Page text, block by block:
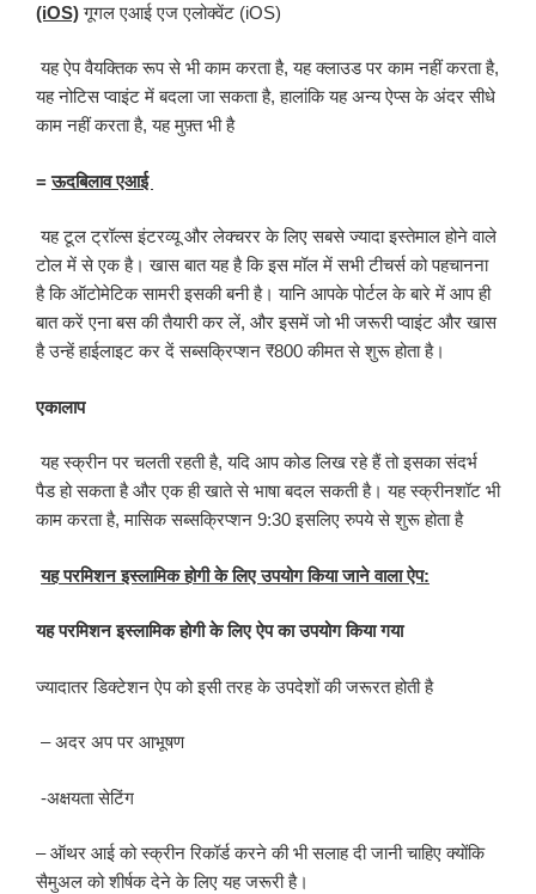
(iOS)गूगल एआई एज एलोक्वेंट (iOS)
यह ऐप वैयक्तिक रूप से भी काम करता है, यह क्लाउड पर काम नहीं करता है,
यह नोटिस प्वाइंट में बदला जा सकता है, हालांकि यह अन्य ऐप्स के अंदर सीधे
काम नहीं करता है, यह मुफ़्त भी है
=ऊदबिलाव एआई
यह टूल ट्रॉल्स इंटरव्यू और लेक्चरर के लिए सबसे ज्यादा इस्तेमाल होने वाले
टोल में से एक है। खास बात यह है कि इस मॉल में सभी टीचर्स को पहचानना
है कि ऑटोमेटिक सामरी इसकी बनी है। यानि आपके पोर्टल के बारे में आप ही
बात करें एना बस की तैयारी कर लें, और इसमें जो भी जरूरी प्वाइंट और खास
है उन्हें हाईलाइट कर दें सब्सक्रिप्शन ₹800 कीमत से शुरू होता है।
एकालाप​
यह स्क्रीन पर चलती रहती है, यदि आप कोड लिख रहे हैं तो इसका संदर्भ
पैड हो सकता है और एक ही खाते से भाषा बदल सकती है। यह स्क्रीनशॉट भी
काम करता है, मासिक सब्सक्रिप्शन 9:30 इसलिए रुपये से शुरू होता है
यह परमिशन इस्लामिक होगी के लिए उपयोग किया जाने वाला ऐप:
यह परमिशन इस्लामिक होगी के लिए ऐप का उपयोग किया गया
ज्यादातर डिक्टेशन ऐप को इसी तरह के उपदेशों की जरूरत होती है
– अदर अप पर आभूषण
-अक्षयता सेटिंग
– ऑथर आई को स्क्रीन रिकॉर्ड करने की भी सलाह दी जानी चाहिए क्योंकि
सैमुअल को शीर्षक देने के लिए यह जरूरी है।